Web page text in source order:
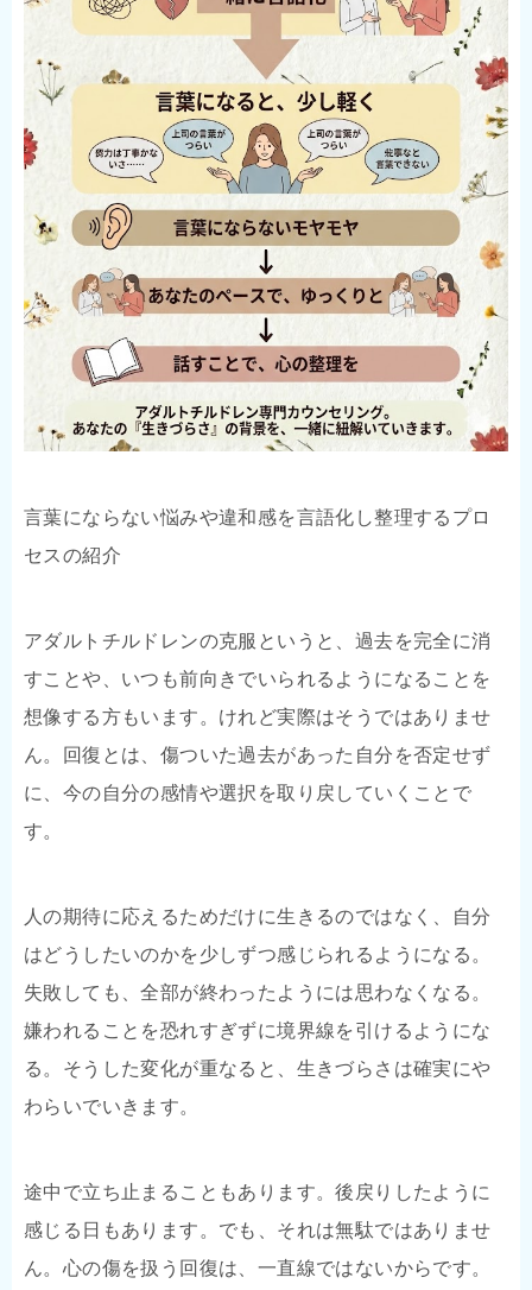
言葉にならない悩みや違和感を言語化し整理するプロ
セスの紹介
アダルトチルドレンの克服というと、過去を完全に消
すことや、いつも前向きでいられるようになることを
想像する方もいます。けれど実際はそうではありませ
ん。回復とは、傷ついた過去があった自分を否定せず
に、今の自分の感情や選択を取り戻していくことで
す。
人の期待に応えるためだけに生きるのではなく、自分
はどうしたいのかを少しずつ感じられるようになる。
失敗しても、全部が終わったようには思わなくなる。
嫌われることを恐れすぎずに境界線を引けるようにな
る。そうした変化が重なると、生きづらさは確実にや
わらいでいきます。
途中で立ち止まることもあります。後戻りしたように
感じる日もあります。でも、それは無駄ではありませ
ん。心の傷を扱う回復は、一直線ではないからです。